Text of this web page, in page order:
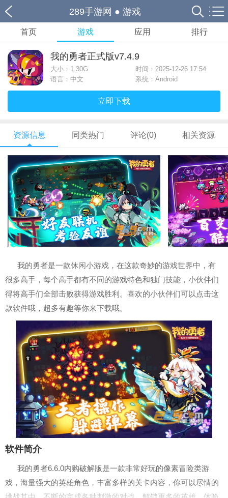
289手游网 ● 游戏
首页 游戏 应用 排行
我的勇者正式版v7.4.9
大小： 1.30G
时间：2025-12-26 17:54
语言：中文
系统：Android
立即下载
资源信息 同类热门 评论(0) 相关资源
我的勇者是一款休闲小游戏，在这款奇妙的游戏世界中，有
很多高手，每个高手都有不同的游戏特色和独门技能，小伙伴们
得将高手们全部击败获得游戏胜利。喜欢的小伙伴们可以点击这
款软件哦，超多有趣等你来下载哦。
软件简介
我的勇者6.6.0内购破解版是一款非常好玩的像素冒险类游
戏，海量强大的英雄角色，丰富多样的关卡内容，你可以尽情的